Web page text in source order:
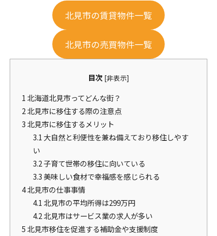
北見市の賃貸物件一覧
北見市の売買物件一覧
目次 [非表示]
1北海道北見市ってどんな街？
2北見市に移住する際の注意点
3北見市に移住するメリット
3.1 大自然と利便性を兼ね備えており移住しやす
い
3.2子育て世帯の移住に向いている
3.3美味しい食材で幸福感を感じられる
4北見市の仕事事情
4.1北見市の平均所得は299万円
4.2北見市はサービス業の求人が多い
5北見市移住を促進する補助金や支援制度